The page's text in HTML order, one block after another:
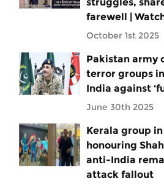
farewell |
October 1st 2025
Pakistan army
terror groups
India against
June 30th 2025
Kerala group
honouring
anti-India
attack fallout